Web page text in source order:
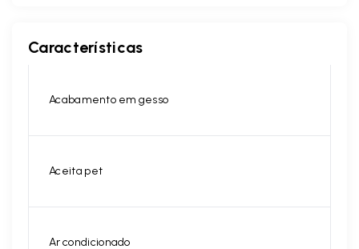
Características
Acabamento em gesso
Aceita pet
Ar condicionado